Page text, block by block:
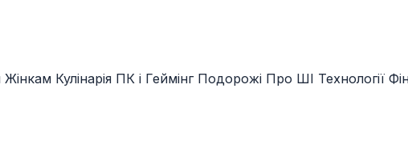
Жінкам Кулінарія ПК і Геймінг Подорожі Про ШІ Технології